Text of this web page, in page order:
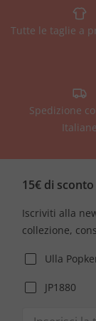
Tutte le taglie a
Spedizione
Italiane
15€ di sconto
Iscriviti alla
collezione,
Ulla
JP1880